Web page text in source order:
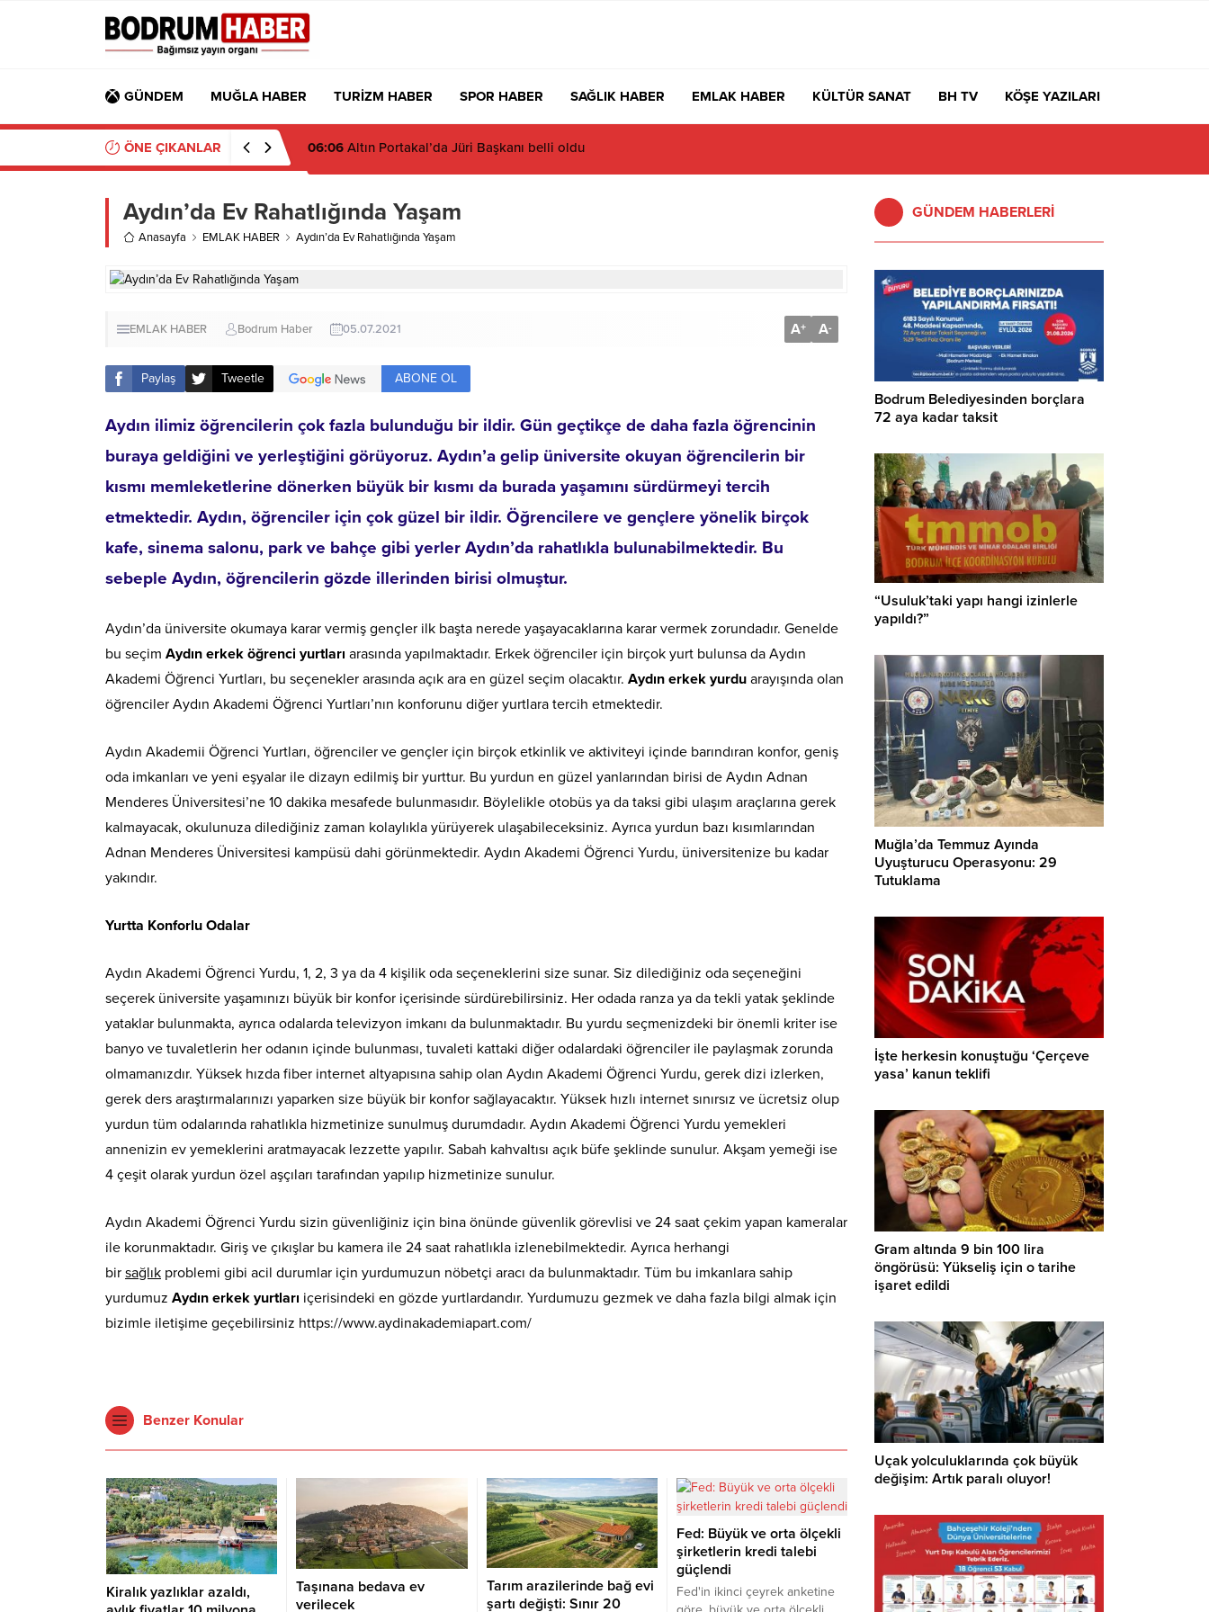
GÜNDEM MUĞLA HABER TURİZM HABER SPOR HABER SAĞLIK HABER EMLAK HABER KÜLTÜR SANAT BH TV KÖŞE YAZILARI
ÖNE ÇIKANLAR 06:05 Antalya’da zirve Rusların: 7 ayda rekor
Aydın’da Ev Rahatlığında Yaşam
Anasayfa EMLAK HABER Aydın’da Ev Rahatlığında Yaşam
EMLAK HABER Bodrum Haber 05.07.2021 A+ A-
Paylaş Tweetle ABONE OL
Aydın ilimiz öğrencilerin çok fazla bulunduğu bir ildir. Gün geçtikçe de daha fazla öğrencinin
buraya geldiğini ve yerleştiğini görüyoruz. Aydın’a gelip üniversite okuyan öğrencilerin bir
kısmı memleketlerine dönerken büyük bir kısmı da burada yaşamını sürdürmeyi tercih
etmektedir. Aydın, öğrenciler için çok güzel bir ildir. Öğrencilere ve gençlere yönelik birçok
kafe, sinema salonu, park ve bahçe gibi yerler Aydın’da rahatlıkla bulunabilmektedir. Bu
sebeple Aydın, öğrencilerin gözde illerinden birisi olmuştur.
Aydın’da üniversite okumaya karar vermiş gençler ilk başta nerede yaşayacaklarına karar vermek zorundadır. Genelde
bu seçim Aydın erkek öğrenci yurtları arasında yapılmaktadır. Erkek öğrenciler için birçok yurt bulunsa da Aydın
Akademi Öğrenci Yurtları, bu seçenekler arasında açık ara en güzel seçim olacaktır. Aydın erkek yurdu arayışında olan
öğrenciler Aydın Akademi Öğrenci Yurtları’nın konforunu diğer yurtlara tercih etmektedir.
Aydın Akademii Öğrenci Yurtları, öğrenciler ve gençler için birçok etkinlik ve aktiviteyi içinde barındıran konfor, geniş
oda imkanları ve yeni eşyalar ile dizayn edilmiş bir yurttur. Bu yurdun en güzel yanlarından birisi de Aydın Adnan
Menderes Üniversitesi’ne 10 dakika mesafede bulunmasıdır. Böylelikle otobüs ya da taksi gibi ulaşım araçlarına gerek
kalmayacak, okulunuza dilediğiniz zaman kolaylıkla yürüyerek ulaşabileceksiniz. Ayrıca yurdun bazı kısımlarından
Adnan Menderes Üniversitesi kampüsü dahi görünmektedir. Aydın Akademi Öğrenci Yurdu, üniversitenize bu kadar
yakındır.
Yurtta Konforlu Odalar
Aydın Akademi Öğrenci Yurdu, 1, 2, 3 ya da 4 kişilik oda seçeneklerini size sunar. Siz dilediğiniz oda seçeneğini
seçerek üniversite yaşamınızı büyük bir konfor içerisinde sürdürebilirsiniz. Her odada ranza ya da tekli yatak şeklinde
yataklar bulunmakta, ayrıca odalarda televizyon imkanı da bulunmaktadır. Bu yurdu seçmenizdeki bir önemli kriter ise
banyo ve tuvaletlerin her odanın içinde bulunması, tuvaleti kattaki diğer odalardaki öğrenciler ile paylaşmak zorunda
olmamanızdır. Yüksek hızda fiber internet altyapısına sahip olan Aydın Akademi Öğrenci Yurdu, gerek dizi izlerken,
gerek ders araştırmalarınızı yaparken size büyük bir konfor sağlayacaktır. Yüksek hızlı internet sınırsız ve ücretsiz olup
yurdun tüm odalarında rahatlıkla hizmetinize sunulmuş durumdadır. Aydın Akademi Öğrenci Yurdu yemekleri
annenizin ev yemeklerini aratmayacak lezzette yapılır. Sabah kahvaltısı açık büfe şeklinde sunulur. Akşam yemeği ise
4 çeşit olarak yurdun özel aşçıları tarafından yapılıp hizmetinize sunulur.
Aydın Akademi Öğrenci Yurdu sizin güvenliğiniz için bina önünde güvenlik görevlisi ve 24 saat çekim yapan kameralar
ile korunmaktadır. Giriş ve çıkışlar bu kamera ile 24 saat rahatlıkla izlenebilmektedir. Ayrıca herhangi
bir sağlık problemi gibi acil durumlar için yurdumuzun nöbetçi aracı da bulunmaktadır. Tüm bu imkanlara sahip
yurdumuz Aydın erkek yurtları içerisindeki en gözde yurtlardandır. Yurdumuzu gezmek ve daha fazla bilgi almak için
bizimle iletişime geçebilirsiniz https://www.aydinakademiapart.com/
Benzer Konular
Kiralık yazlıklar azaldı,
Taşınana bedava ev
verilecek
Tarım arazilerinde bağ evi
şartı değişti: Sınır 20
Fed: Büyük ve orta ölçekli
şirketlerin kredi talebi
güçlendi
Fed'in ikinci çeyrek anketine
GÜNDEM HABERLERİ
Bodrum Belediyesinden borçlara
72 aya kadar taksit
“Usuluk’taki yapı hangi izinlerle
yapıldı?”
Muğla’da Temmuz Ayında
Uyuşturucu Operasyonu: 29
Tutuklama
İşte herkesin konuştuğu ‘Çerçeve
yasa’ kanun teklifi
Gram altında 9 bin 100 lira
öngörüsü: Yükseliş için o tarihe
işaret edildi
Uçak yolculuklarında çok büyük
değişim: Artık paralı oluyor!